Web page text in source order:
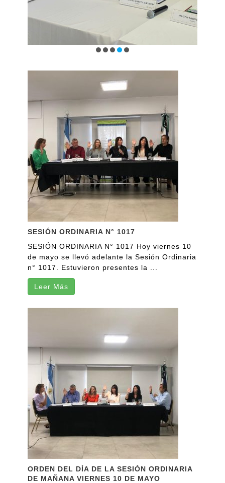
SESIÓN ORDINARIA N° 1017
SESIÓN ORDINARIA N° 1017 Hoy viernes 10
de mayo se llevó adelante la Sesión Ordinaria
n° 1017. Estuvieron presentes la ...
Leer Más
ORDEN DEL DÍA DE LA SESIÓN ORDINARIA
DE MAÑANA VIERNES 10 DE MAYO